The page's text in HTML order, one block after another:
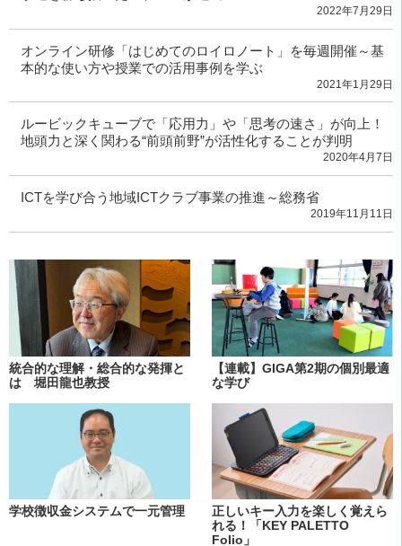
2022年7月29日
オンライン研修「はじめてのロイロノート」を毎週開催～基
本的な使い方や授業での活用事例を学ぶ
2021年1月29日
ルービックキューブで「応用力」や「思考の速さ」が向上！
地頭力と深く関わる“前頭前野”が活性化することが判明
2020年4月7日
ICTを学び合う地域ICTクラブ事業の推進～総務省
2019年11月11日
統合的な理解・総合的な発揮と
は 堀田龍也教授
【連載】GIGA第2期の個別最適
な学び
学校徴収金システムで一元管理
正しいキー入力を楽しく覚えら
れる！「KEY PALETTO
Folio」